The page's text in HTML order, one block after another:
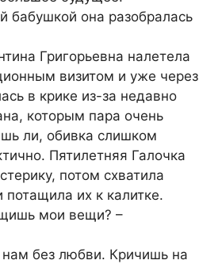
бабушкой она разобралась
Григорьевна налетела
визитом и уже через
в крике из-за недавно
которым пара очень
ли, обивка слишком
Пятилетняя Галочка
потом схватила
их к калитке.
мои вещи? –
без любви. Кричишь на